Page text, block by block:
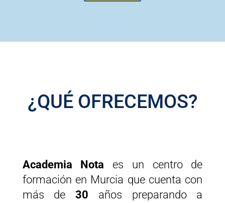
¿QUÉ OFRECEMOS?
Academia Nota
es un centro de
formación en Murcia que cuenta con
más de
30
años preparando a